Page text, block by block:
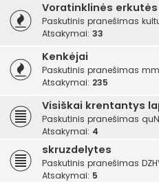
Voratinklinės
Paskutinis pranešimas
Atsakymai: 33
Kenkėjai
Paskutinis pranešimas
Atsakymai: 235
Visiškai krentantys
Paskutinis pranešimas
Atsakymai: 4
skruzdelytes
Paskutinis pranešimas
Atsakymai: 5